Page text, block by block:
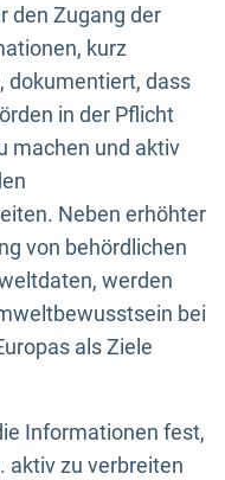
den Zugang der
kurz
dokumentiert, dass
in der Pflicht
machen und aktiv
Neben erhöhter
von behördlichen
werden
bei
als Ziele
Informationen fest,
aktiv zu verbreiten